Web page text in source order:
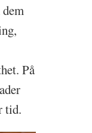
På
tid.